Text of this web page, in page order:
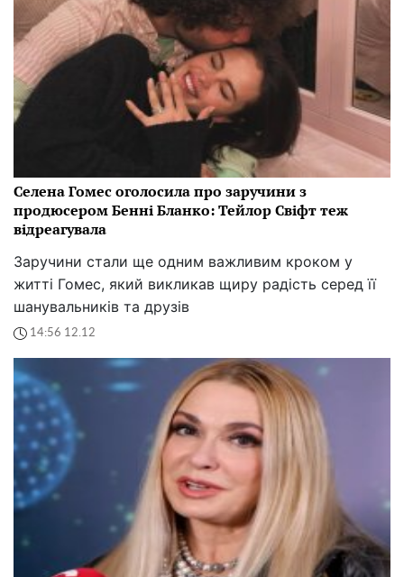
Селена Гомес оголосила про заручини з
продюсером Бенні Бланко: Тейлор Свіфт теж
відреагувала
Заручини стали ще одним важливим кроком у
житті Гомес, який викликав щиру радість серед її
шанувальників та друзів
14:56 12.12